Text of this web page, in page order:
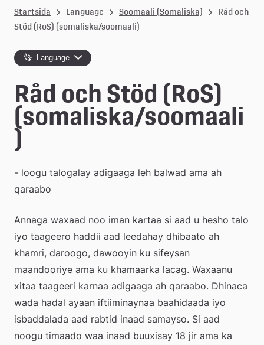
u
l
e
å
k
o
m
m
u
n
Startsida Language Soomaali (Somaliska)
Råd och
Stöd (RoS) (somaliska/soomaali)
Language
Råd och Stöd (RoS)
(somaliska/soomaali
)
- loogu talogalay adigaaga leh balwad ama ah
qaraabo
Annaga waxaad noo iman kartaa si aad u hesho talo
iyo taageero haddii aad leedahay dhibaato ah
khamri, daroogo, dawooyin ku sifeysan
maandooriye ama ku khamaarka lacag. Waxaanu
xitaa taageeri karnaa adigaaga ah qaraabo. Dhinaca
wada hadal ayaan iftiiminaynaa baahidaada iyo
isbaddalada aad rabtid inaad samayso. Si aad
noogu timaado waa inaad buuxisay 18 jir ama ka